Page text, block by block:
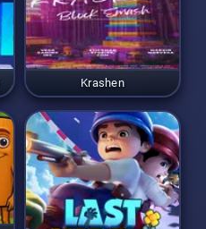
Krashen